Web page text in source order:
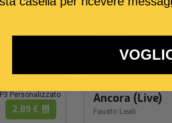
Live Rai TV
Personalizzato
2,89 €
Top Hit BPM:88
Ancora (Live)
Fausto Leali